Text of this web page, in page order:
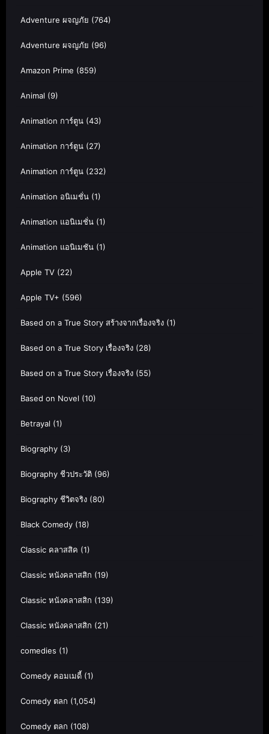
Adventure ผจญภัย (764)
Adventure ผจญภัย (96)
Amazon Prime (859)
Animal (9)
Animation การ์ตูน (43)
Animation การ์ตูน (27)
Animation การ์ตูน (232)
Animation อนิเมชั่น (1)
Animation แอนิเมชั่น (1)
Animation แอนิเมชัน (1)
Apple TV (22)
Apple TV+ (596)
Based on a True Story สร้างจากเรื่องจริง (1)
Based on a True Story เรื่องจริง (28)
Based on a True Story เรื่องจริง (55)
Based on Novel (10)
Betrayal (1)
Biography (3)
Biography ชีวประวัติ (96)
Biography ชีวิตจริง (80)
Black Comedy (18)
Classic คลาสสิค (1)
Classic หนังคลาสสิก (19)
Classic หนังคลาสสิก (139)
Classic หนังคลาสสิก (21)
comedies (1)
Comedy คอมเมดี้ (1)
Comedy ตลก (1,054)
Comedy ตลก (108)